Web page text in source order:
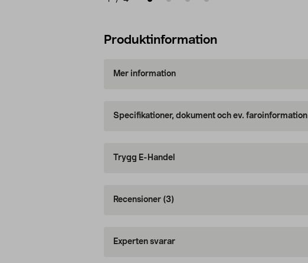
Produktinformation
Mer information
Specifikationer, dokument och ev. faroinformation
Trygg E-Handel
Recensioner (3)
Experten svarar